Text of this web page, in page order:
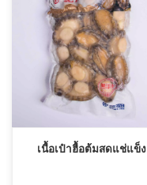
เนื้อเป๋าฮื้อต้มสดแช่แข็ง